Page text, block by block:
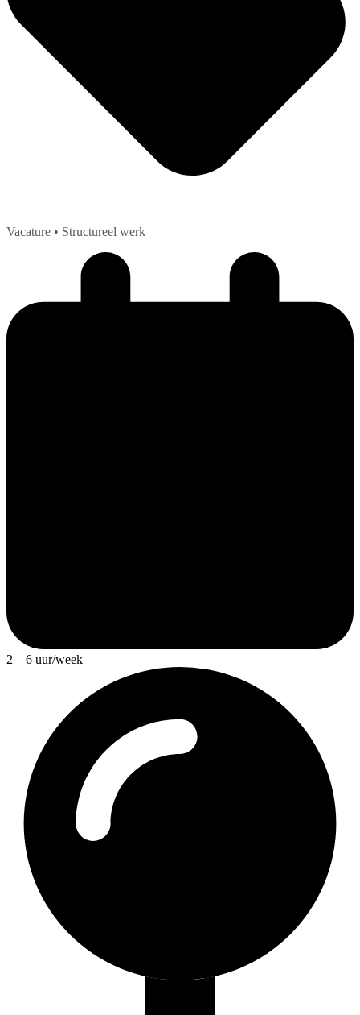
Vacature • Structureel werk
2—6 uur/week